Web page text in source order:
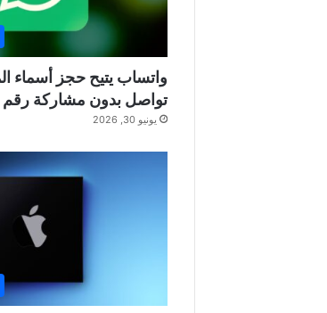
واتساب يتيح حجز أسماء
تواصل بدون مشاركة رقم
يونيو 30, 2026